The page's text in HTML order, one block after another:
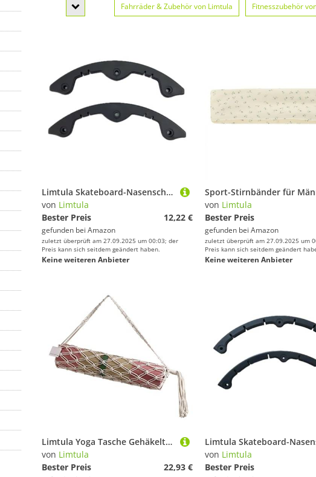
Fahrräder & Zubehör von Limtula Fitnesszubehör
Schläger & Stöcke von Limtula
Navigation von Limtula Action-Cams von Limtula
Luftpumpen von Limtula
Limtula Skateboard-Nasenschutz, Skateboard-Deckschutz, Longboards, Stoßstangen, Schutzhüllen, Silikon-Schutzhülle, Snowboard-Zubehör
von Limtula
Bester Preis
12,22 €
gefunden bei Amazon
zuletzt überprüft am 27.09.2025 um 00:03; der
Preis kann sich seitdem geändert haben.
Keine weiteren Anbieter
von Limtula
Bester Preis
gefunden bei Amazon
zuletzt überprüft am 27.09.2025 um
Preis kann sich seitdem geändert
Keine weiteren Anbieter
Limtula Yoga Tasche Gehäkelte Yoga Tasche Für Turnmatten Rucksack Schulterträger Yoga Pilates Matte Handtasche Große Tasche Gehäkelte Yoga Matten Tasche Yoga Matten Tasche Yoga Matten Tasche Yoga
von Limtula
Bester Preis
22,93 €
von Limtula
Bester Preis